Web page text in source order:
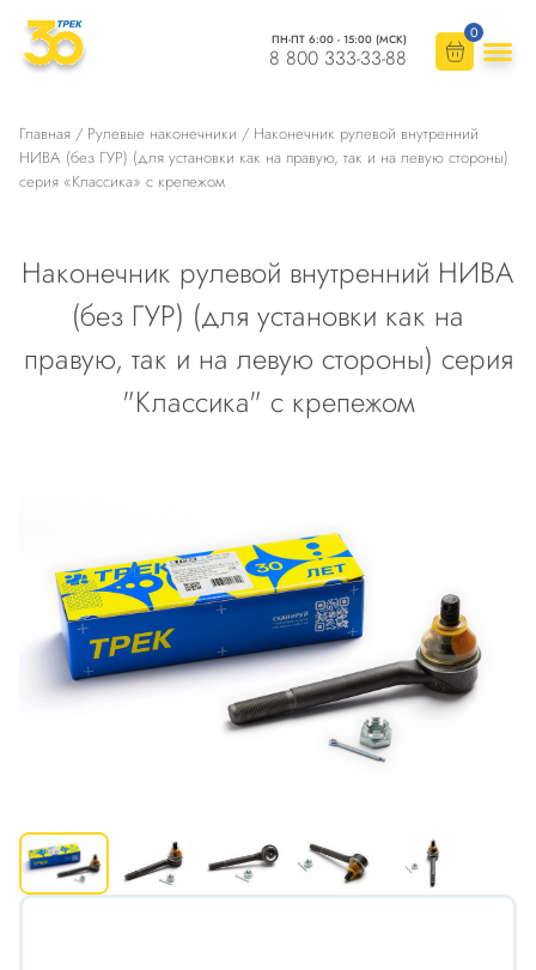
ПН-ПТ 6:00 - 15:00 (МСК)
8 800 333-33-88
0
Главная / Рулевые наконечники / Наконечник рулевой внутренний
НИВА (без ГУР) (для установки как на правую, так и на левую стороны)
серия «Классика» с крепежом
Наконечник рулевой внутренний НИВА
(без ГУР) (для установки как на
правую, так и на левую стороны) серия
"Классика" с крепежом